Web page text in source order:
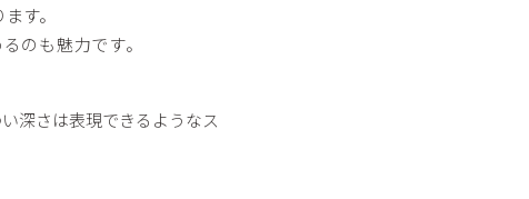
す。
のも魅力です。
深さは表現できるようなス